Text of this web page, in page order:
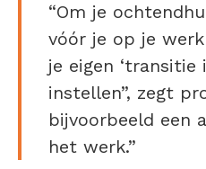
“Om je
vóór je op je
je eigen ‘transitie
instellen”, zegt
bijvoorbeeld een
het werk.”